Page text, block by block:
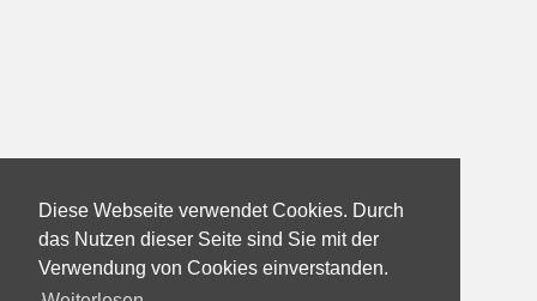
Diese Webseite verwendet Cookies. Durch
das Nutzen dieser Seite sind Sie mit der
Verwendung von Cookies einverstanden.